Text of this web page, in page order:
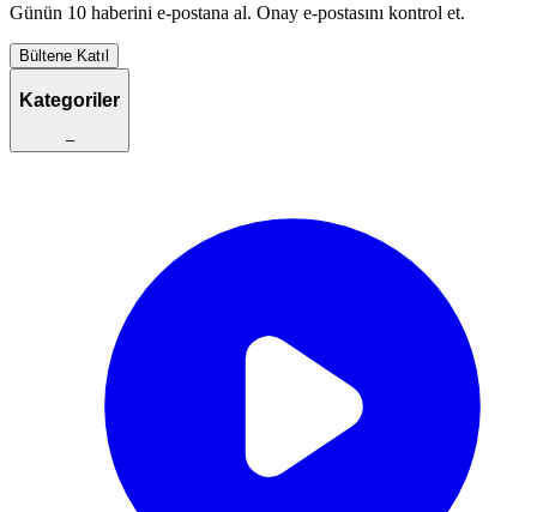
Günün 10 haberini e-postana al. Onay e-postasını kontrol et.
Bültene Katıl
Kategoriler
–